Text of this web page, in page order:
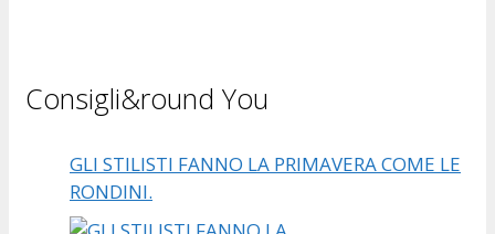
Consigli&round You
GLI STILISTI FANNO LA PRIMAVERA COME LE
RONDINI.